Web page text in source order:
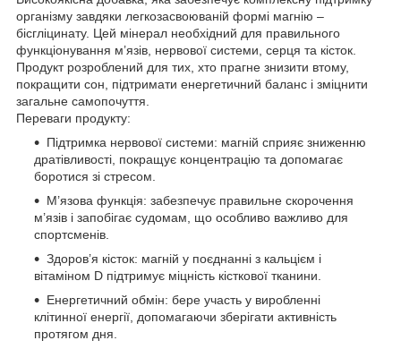
організму завдяки легкозасвоюваній формі магнію –
бісгліцинату. Цей мінерал необхідний для правильного
функціонування м’язів, нервової системи, серця та кісток.
Продукт розроблений для тих, хто прагне знизити втому,
покращити сон, підтримати енергетичний баланс і зміцнити
загальне самопочуття.
Переваги продукту:
Підтримка нервової системи: магній сприяє зниженню
дратівливості, покращує концентрацію та допомагає
боротися зі стресом.
М’язова функція: забезпечує правильне скорочення
м’язів і запобігає судомам, що особливо важливо для
спортсменів.
Здоров’я кісток: магній у поєднанні з кальцієм і
вітаміном D підтримує міцність кісткової тканини.
Енергетичний обмін: бере участь у виробленні
клітинної енергії, допомагаючи зберігати активність
протягом дня.